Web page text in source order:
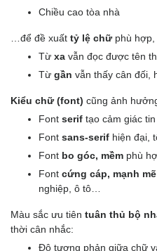
Chiều cao tòa nhà
…để đề xuất tỷ lệ chữphù hợp,
Từ xa vẫn đọc được tên
Từ gần vẫn thấy cân đối,
Kiểu chữ (font) cũng ảnh
Font serif tạo cảm giác
Font sans-serif hiện đại,
Font bo góc, mềm phù
Font cứng cáp, mạnh mẽ
nghiệp, ô tô…
Màu sắc ưu tiên tuân thủ bộ
thời cân nhắc:
Độ tương phản giữa chữ